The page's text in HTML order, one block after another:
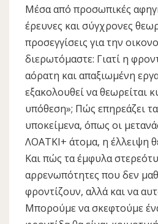
Μέσα από προσωπικές
έρευνες και σύγχρονες
προσεγγίσεις για την
διερωτόμαστε: Γιατί η
αόρατη και απαξιωμένη
εξακολουθεί να θεωρείται
υπόθεση»; Πώς επηρεάζει
υποκείμενα, όπως οι
ΛΟΑΤΚΙ+ άτομα, η έλλειψη
Και πώς τα έμφυλα
αρρενωπότητες που δεν
φροντίζουν, αλλά και να
Μπορούμε να σκεφτούμε